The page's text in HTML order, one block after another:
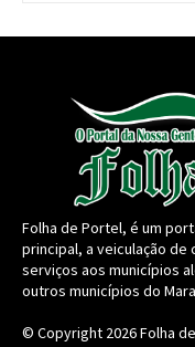
Folha de Portel, é um
principal, a veiculação
serviços aos municípios
outros municípios do
© Copyright 2026Folha